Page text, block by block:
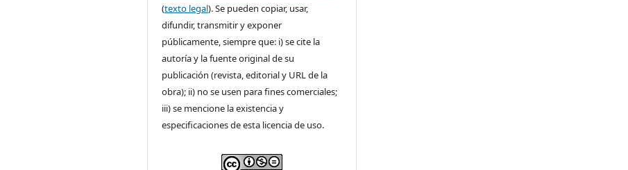
(texto legal). Se pueden copiar, usar,
difundir, transmitir y exponer
públicamente, siempre que: i) se cite la
autoría y la fuente original de su
publicación (revista, editorial y URL de la
obra); ii) no se usen para fines comerciales;
iii) se mencione la existencia y
especificaciones de esta licencia de uso.